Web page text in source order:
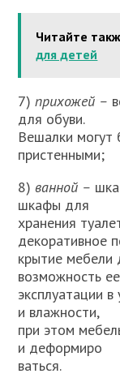
Читайте
для детей
7)прихожей –
для обуви.
Вешалки могут
пристенными;
8)ванной –
шкафы для
хранения
декоративное
крытие мебели
возможность ее
эксплуатации
и влажности,
при этом
и деформиро­
ваться.